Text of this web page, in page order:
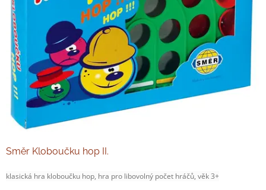
Směr Kloboučku hop II.
klasická hra kloboučku hop, hra pro libovolný počet hráčů, věk 3+